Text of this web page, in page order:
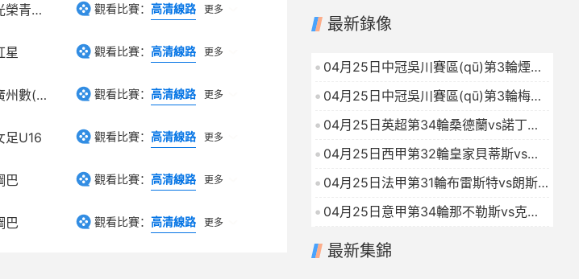
珀斯光榮青年隊 觀看比賽：高清線路 更多
星 觀看比賽：高清線路 更多
廣東廣州數(shù)科女足 觀看比賽：高清線路 更多
足U16 觀看比賽：高清線路 更多
巴 觀看比賽：高清線路 更多
巴 觀看比賽：高清線路 更多
還遭加害者起訴侵犯名譽！
最新錄像
04月25日中冠吳川賽區(qū)第3輪煙臺
鑫海中天VS廣州海珠醒派全場錄像
04月25日中冠吳川賽區(qū)第3輪梅州
強民VS武漢聯(lián)鎮(zhèn)全場錄像
04月25日英超第34輪桑德蘭vs諾丁漢
森林全場錄像
2026-04-25
04月25日西甲第32輪皇家貝蒂斯vs皇
家馬德里全場錄像
2026-04-25
04月25日法甲第31輪布雷斯特vs朗斯
全場錄像
2026-04-25
04月25日意甲第34輪那不勒斯vs克雷
最新集錦